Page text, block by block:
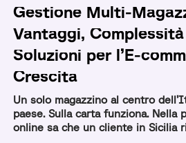
Gestione Multi-
Vantaggi,
Soluzioni per l’E-
Crescita
Un solo magazzino al centro
paese. Sulla carta funziona. Nella
online sa che un cliente in Sicilia